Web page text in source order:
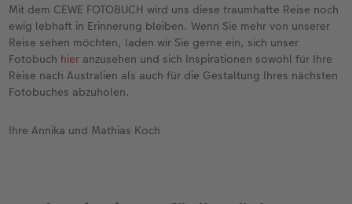
Mit dem CEWE FOTOBUCH wird uns diese traumhafte Reise noch
ewig lebhaft in Erinnerung bleiben. Wenn Sie mehr von unserer
Reise sehen möchten, laden wir Sie gerne ein, sich unser
Fotobuch hier anzusehen und sich Inspirationen sowohl für Ihre
Reise nach Australien als auch für die Gestaltung Ihres nächsten
Fotobuches abzuholen.
Ihre Annika und Mathias Koch